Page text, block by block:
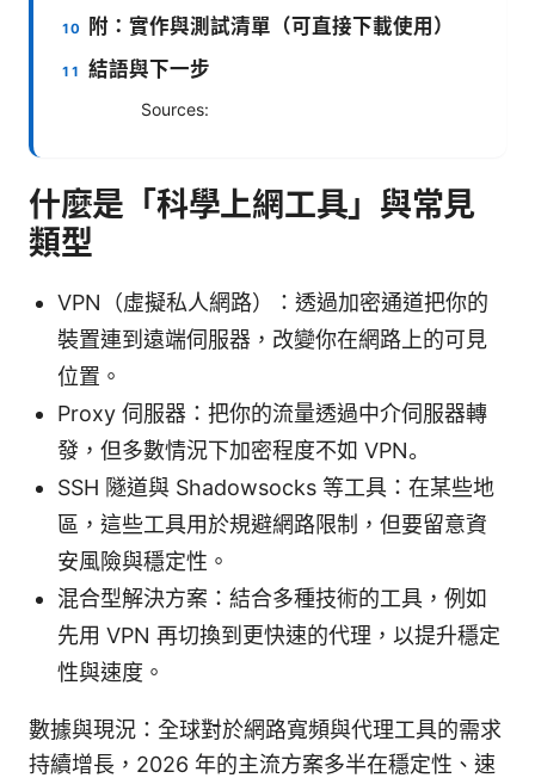
附：實作與測試清單（可直接下載使用）
結語與下一步
Sources:
什麼是「科學上網工具」與常見
類型
VPN（虛擬私人網路）：透過加密通道把你的
裝置連到遠端伺服器，改變你在網路上的可見
位置。
Proxy 伺服器：把你的流量透過中介伺服器轉
發，但多數情況下加密程度不如 VPN。
SSH 隧道與 Shadowsocks 等工具：在某些地
區，這些工具用於規避網路限制，但要留意資
安風險與穩定性。
混合型解決方案：結合多種技術的工具，例如
先用 VPN 再切換到更快速的代理，以提升穩定
性與速度。
數據與現況：全球對於網路寬頻與代理工具的需求
持續增長，2026 年的主流方案多半在穩定性、速